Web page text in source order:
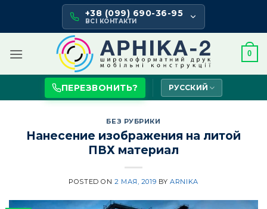
content
+38 (099) 690-36-95
ВСІ КОНТАКТИ
0
ПЕРЕЗВОНИТЬ? РУССКИЙ
БЕЗ РУБРИКИ
Нанесение изображения на литой
ПВХ материал
POSTED ON 2 МАЯ, 2019 BYARNIKA